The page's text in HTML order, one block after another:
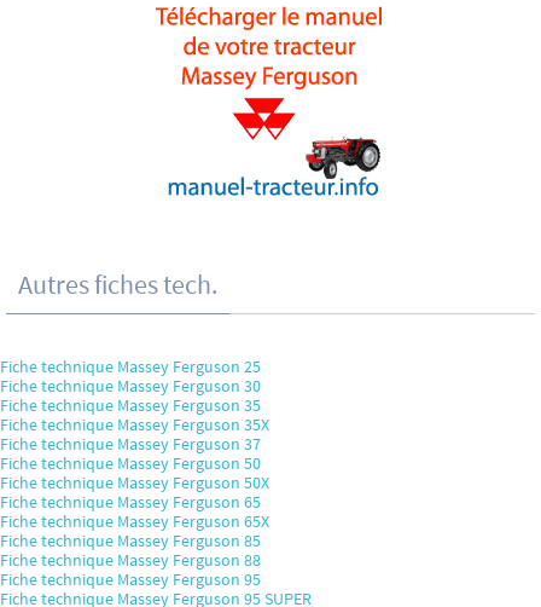
Autres fiches tech.
Fiche technique Massey Ferguson 25
Fiche technique Massey Ferguson 30
Fiche technique Massey Ferguson 35
Fiche technique Massey Ferguson 35X
Fiche technique Massey Ferguson 37
Fiche technique Massey Ferguson 50
Fiche technique Massey Ferguson 50X
Fiche technique Massey Ferguson 65
Fiche technique Massey Ferguson 65X
Fiche technique Massey Ferguson 85
Fiche technique Massey Ferguson 88
Fiche technique Massey Ferguson 95
Fiche technique Massey Ferguson 95 SUPER